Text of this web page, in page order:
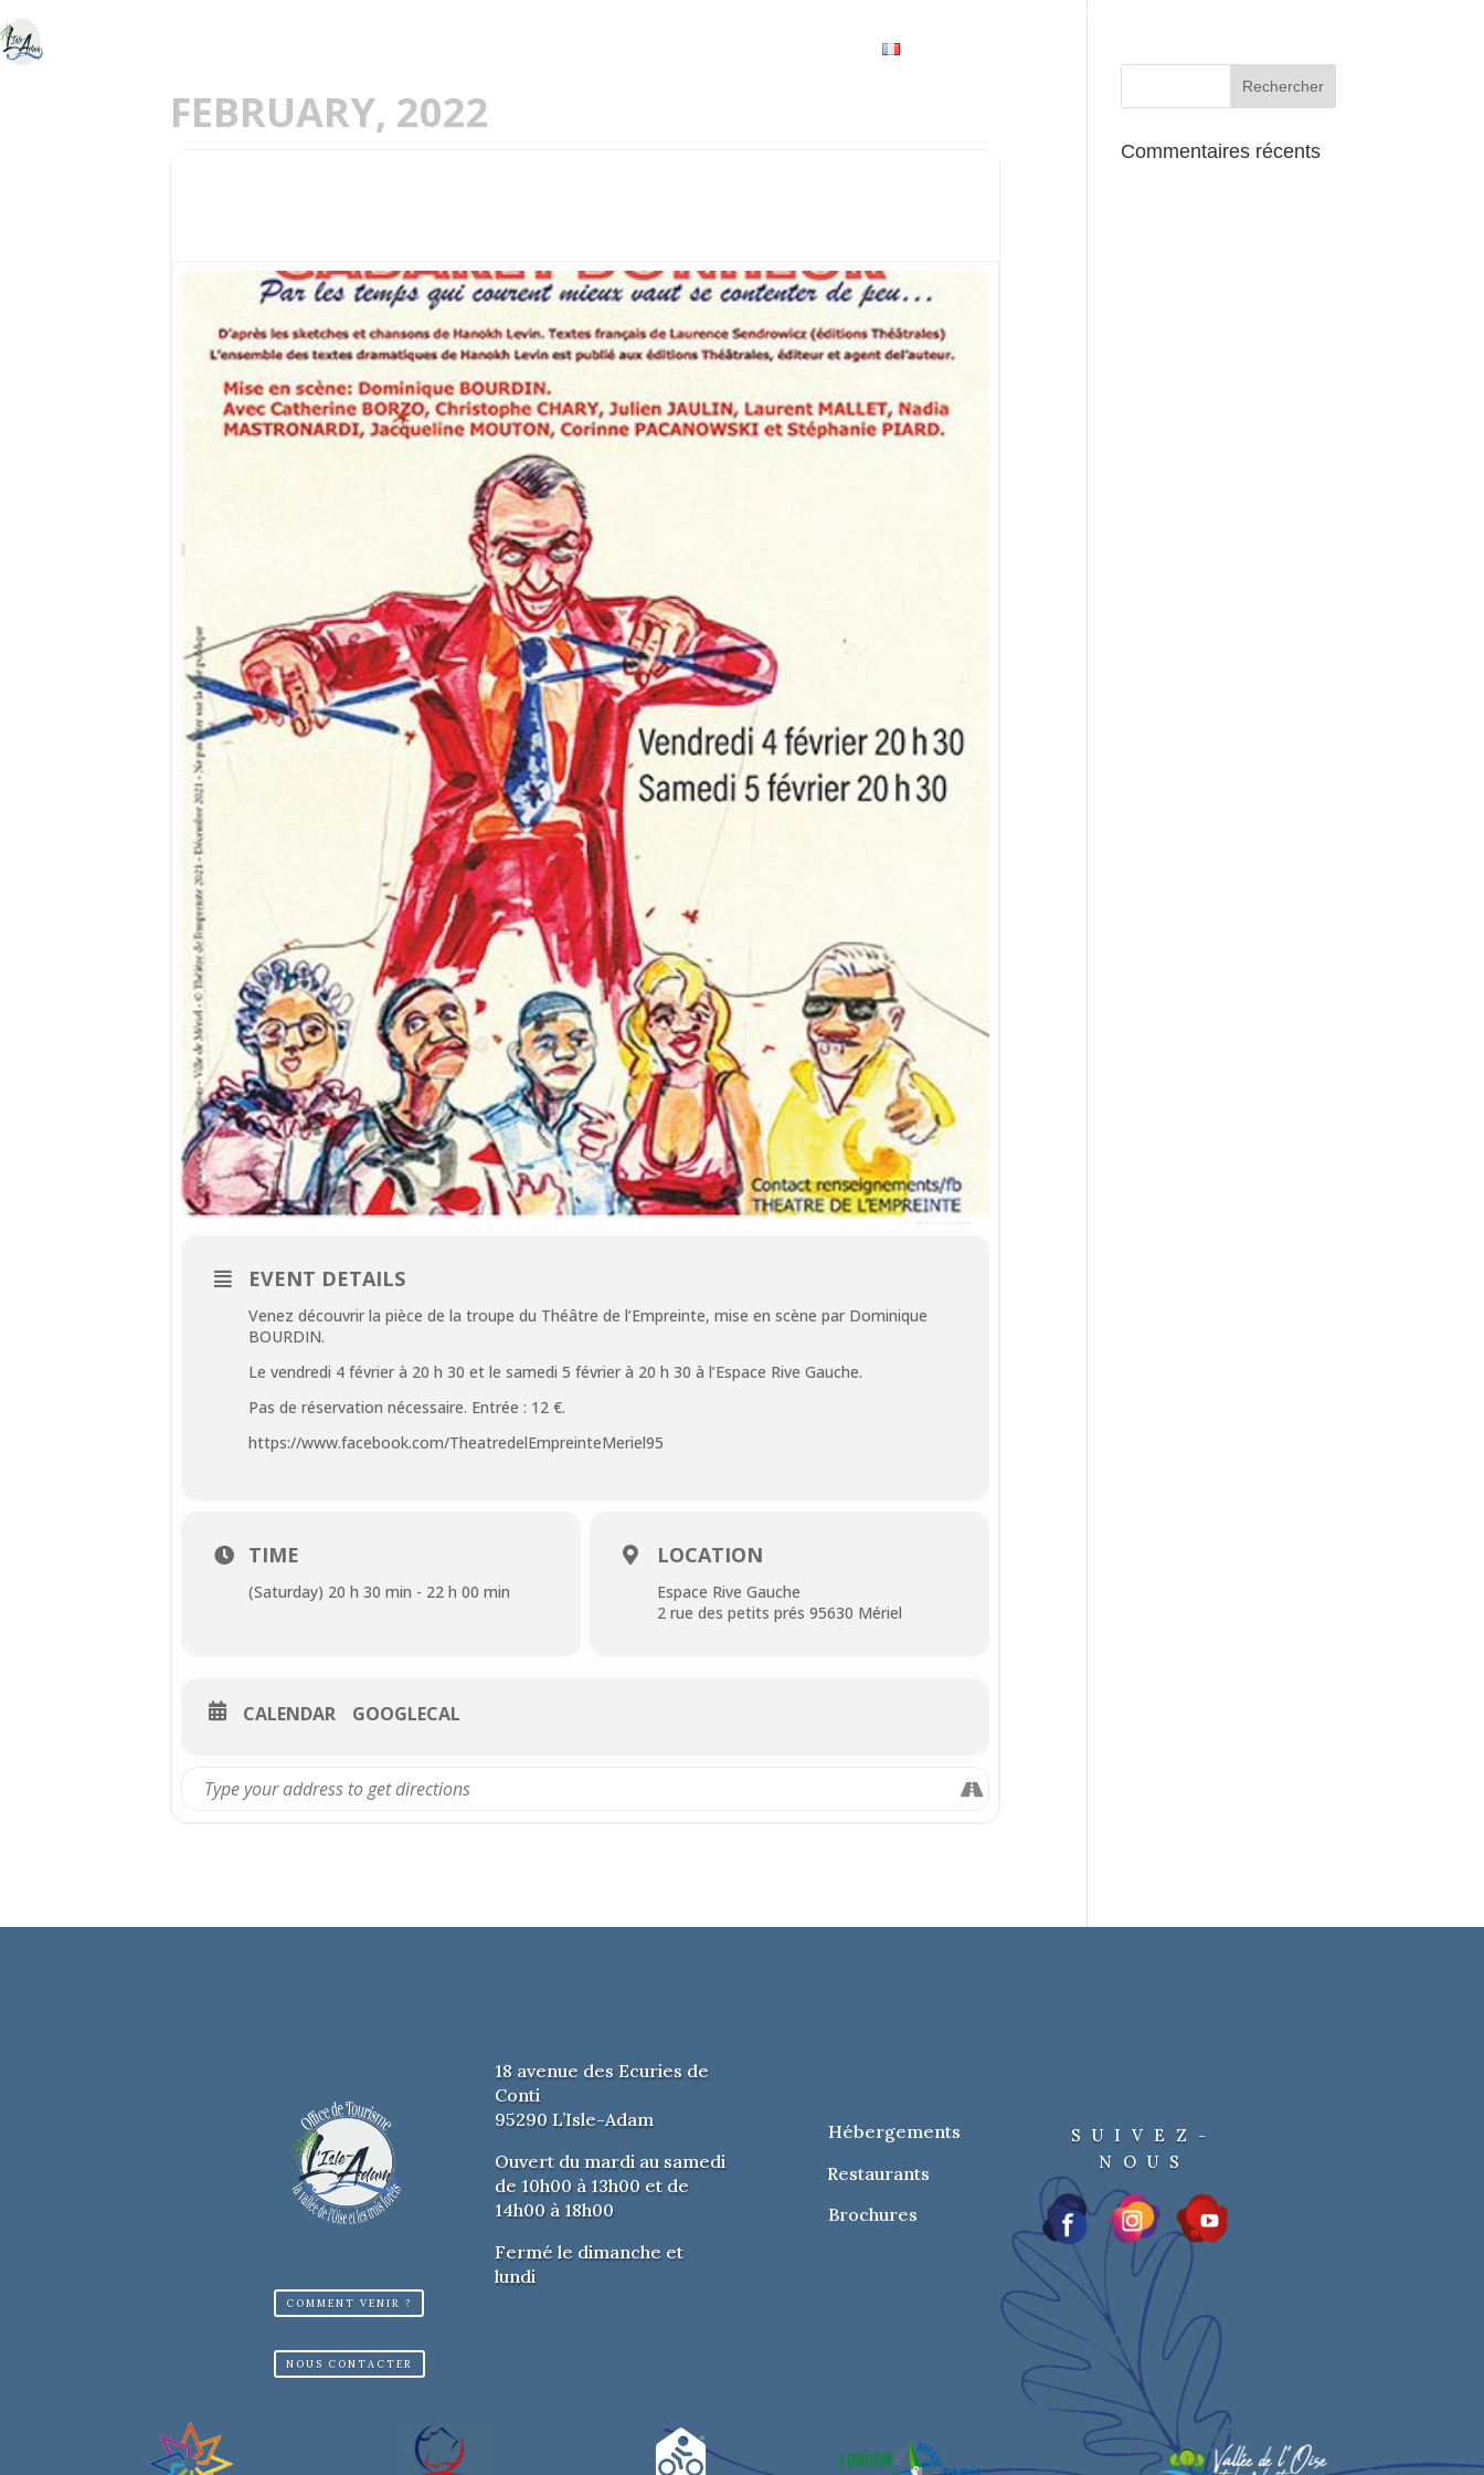
AUX ALENTOURS
FEBRUARY, 2022
EVENT DETAILS
Venez découvrir la pièce de la troupe du Théâtre de l’Empreinte, mise en scène par Dominique
BOURDIN.
Le vendredi 4 février à 20 h 30 et le samedi 5 février à 20 h 30 à l’Espace Rive Gauche.
Pas de réservation nécessaire. Entrée : 12 €.
https://www.facebook.com/TheatredelEmpreinteMeriel95
TIME
(Saturday) 20 h 30 min - 22 h 00 min
LOCATION
Espace Rive Gauche
2 rue des petits prés 95630 Mériel
CALENDAR GOOGLECAL
Commentaires récents
18 avenue des Ecuries de
Conti
95290 L’Isle-Adam
Ouvert du mardi au samedi
de 10h00 à 13h00 et de
14h00 à 18h00
Fermé le dimanche et
lundi
Hébergements
Restaurants
Brochures
SUIVEZ-
NOUS
COMMENT VENIR ?
NOUS CONTACTER